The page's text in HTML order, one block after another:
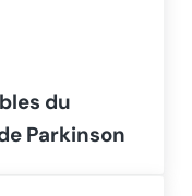
du
Parkinson